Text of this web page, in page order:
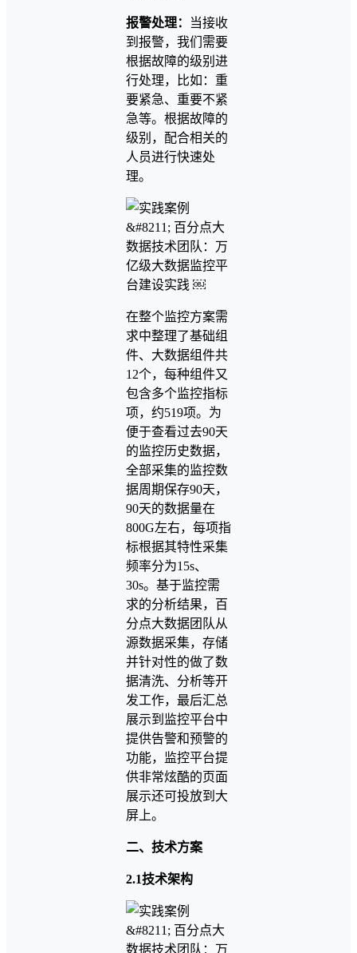
报警处理：
当接收
到报警，我们需要
根据故障的级别进
行处理，比如：重
要紧急、重要不紧
急等。根据故障的
级别，配合相关的
人员进行快速处
理。
在整个监控方案需
求中整理了基础组
件、大数据组件共
12个，每种组件又
包含多个监控指标
项，约519项。为
便于查看过去90天
的监控历史数据，
全部采集的监控数
据周期保存90天，
90天的数据量在
800G左右，每项指
标根据其特性采集
频率分为15s、
30s。基于监控需
求的分析结果，百
分点大数据团队从
源数据采集，存储
并针对性的做了数
据清洗、分析等开
发工作，最后汇总
展示到监控平台中
提供告警和预警的
功能，监控平台提
供非常炫酷的页面
展示还可投放到大
屏上。
二、技术方案
2.1技术架构